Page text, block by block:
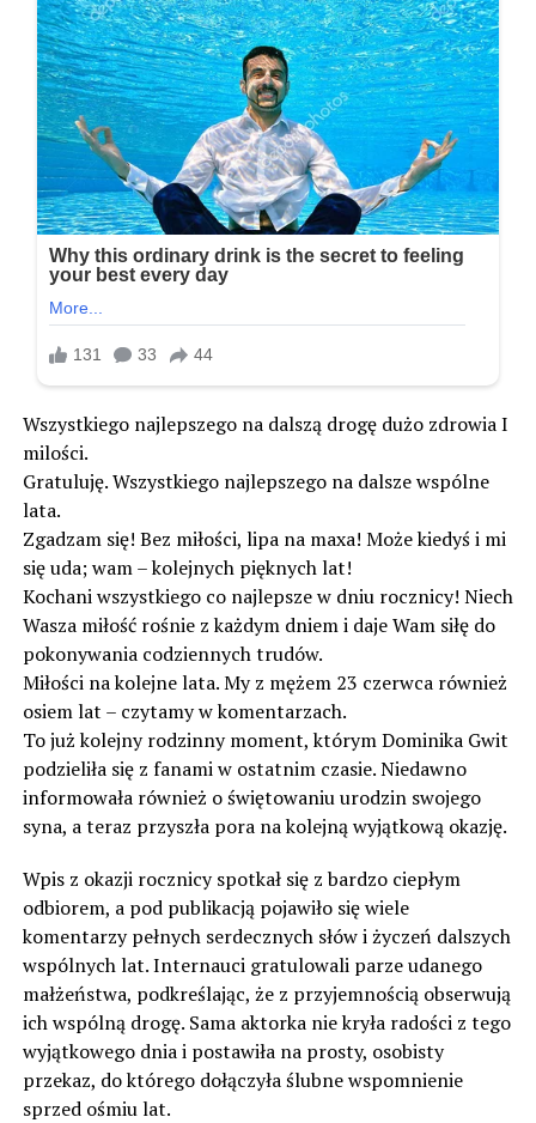
Wszystkiego najlepszego na dalszą drogę dużo zdrowia I
milości.
Gratuluję. Wszystkiego najlepszego na dalsze wspólne
lata.
Zgadzam się! Bez miłości, lipa na maxa! Może kiedyś i mi
się uda; wam – kolejnych pięknych lat!
Kochani wszystkiego co najlepsze w dniu rocznicy! Niech
Wasza miłość rośnie z każdym dniem i daje Wam siłę do
pokonywania codziennych trudów.
Miłości na kolejne lata. My z mężem 23 czerwca również
osiem lat – czytamy w komentarzach.
To już kolejny rodzinny moment, którym Dominika Gwit
podzieliła się z fanami w ostatnim czasie. Niedawno
informowała również o świętowaniu urodzin swojego
syna, a teraz przyszła pora na kolejną wyjątkową okazję.
Wpis z okazji rocznicy spotkał się z bardzo ciepłym
odbiorem, a pod publikacją pojawiło się wiele
komentarzy pełnych serdecznych słów i życzeń dalszych
wspólnych lat. Internauci gratulowali parze udanego
małżeństwa, podkreślając, że z przyjemnością obserwują
ich wspólną drogę. Sama aktorka nie kryła radości z tego
wyjątkowego dnia i postawiła na prosty, osobisty
przekaz, do którego dołączyła ślubne wspomnienie
sprzed ośmiu lat.